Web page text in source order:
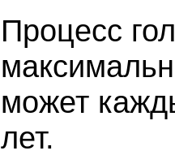
Процесс
может
лет.